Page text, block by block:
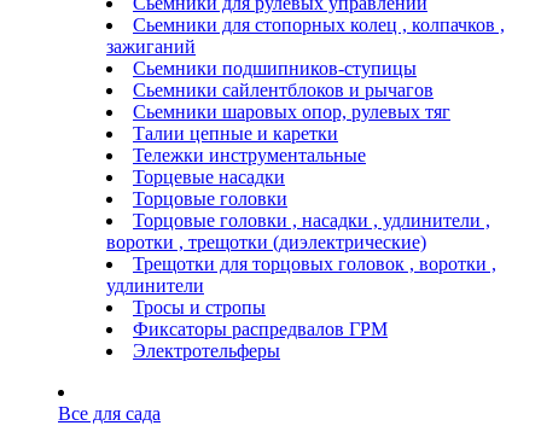
Сьемники для стопорных колец , колпачков ,
зажиганий
Сьемники подшипников-ступицы
Сьемники сайлентблоков и рычагов
Сьемники шаровых опор, рулевых тяг
Талии цепные и каретки
Тележки инструментальные
Торцевые насадки
Торцовые головки
Торцовые головки , насадки , удлинители ,
воротки , трещотки (диэлектрические)
Трещотки для торцовых головок , воротки ,
удлинители
Тросы и стропы
Фиксаторы распредвалов ГРМ
Электротельферы
Все для сада